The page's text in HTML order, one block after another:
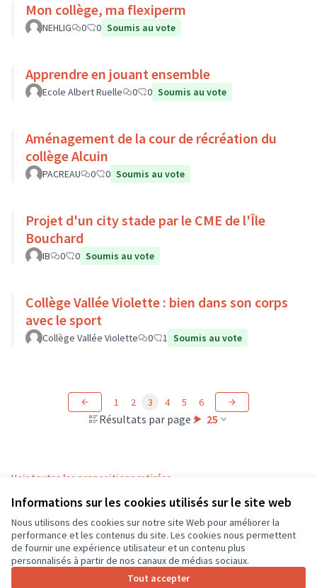
Informations sur les cookies utilisés sur le site web
Nous utilisons des cookies sur notre site Web pour améliorer la
performance et les contenus du site. Les cookies nous permettent
de fournir une expérience utilisateur et un contenu plus
personnalisés à partir de nos canaux de médias sociaux.
Tout accepter
Mon collège, ma flexiperm
NEHLIG 0 0 Soumis au vote
Apprendre en jouant ensemble
Ecole Albert Ruelle 0 0 Soumis au vote
Aménagement de la cour de récréation du
collège Alcuin
PACREAU 0 0 Soumis au vote
Projet d'un city stade par le CME de l'Île
Bouchard
IB 0 0 Soumis au vote
Collège Vallée Violette : bien dans son corps
avec le sport
Collège Vallée Violette 0 1 Soumis au vote
Résultats par page : 25
1 2 3 4 5 6
Voir toutes les propositions retirées
Conditions d'utilisation
Paramètres des cookies
CD37 sur X
(Lien externe)
CD37 sur Facebook
CD37 sur Instagram
CD37 sur YouTube
(Lien externe)